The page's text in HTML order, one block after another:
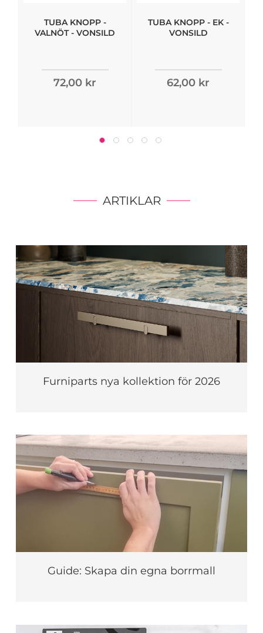
TUBA KNOPP -
VALNÖT - VONSILD
72,00 kr
TUBA KNOPP - EK -
VONSILD
62,00 kr
ARTIKLAR
Furniparts nya kollektion för 2026
Guide: Skapa din egna borrmall